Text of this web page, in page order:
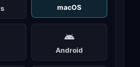
macOS
Android